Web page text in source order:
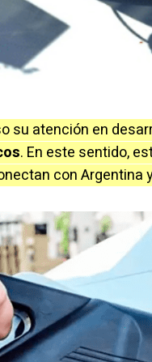
su atención en
. En este sentido,
con Argentina